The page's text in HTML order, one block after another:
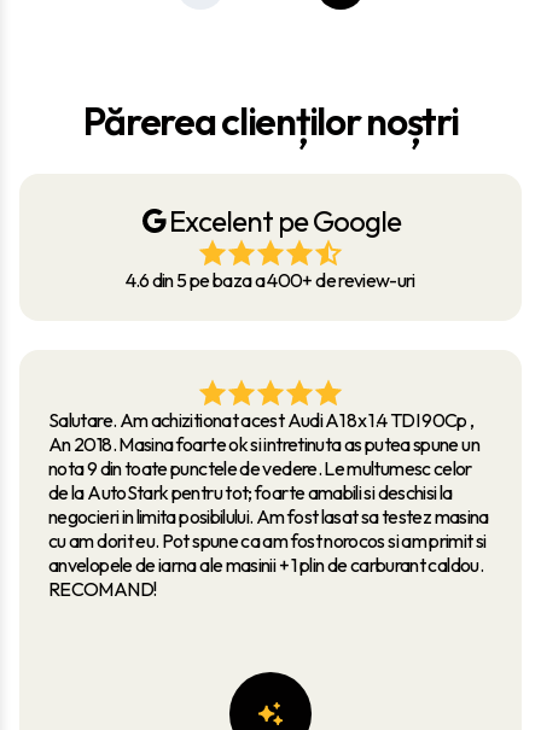
Părerea clienților noștri
Excelent pe Google
4.6 din 5 pe baza a 400+ de review-uri
Salutare. Am achizitionat acest Audi A1 8x 1.4 TDI 90Cp ,
An 2018. Masina foarte ok si intretinuta as putea spune un
nota 9 din toate punctele de vedere. Le multumesc celor
de la AutoStark pentru tot; foarte amabili si deschisi la
negocieri in limita posibilului. Am fost lasat sa testez masina
cu am dorit eu. Pot spune ca am fost norocos si am primit si
anvelopele de iarna ale masinii + 1 plin de carburant caldou.
RECOMAND!